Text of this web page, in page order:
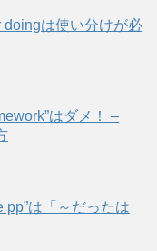
doingは使い分けが必
はダメ！ –
pp”は「～だったは